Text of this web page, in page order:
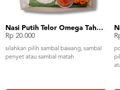
Nasi Putih Telor Omega Tahu Tempe
Rp 20.000
silahkan pilih sambal bawang, sambal
penyet atau sambal matah